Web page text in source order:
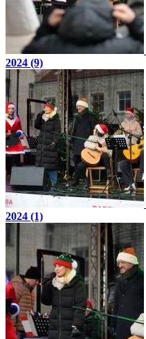
2024 (9)
2024 (1)